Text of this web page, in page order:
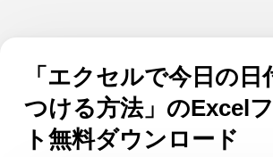
「エクセルで今日の日
つける方法」のExcel
ト無料ダウンロード